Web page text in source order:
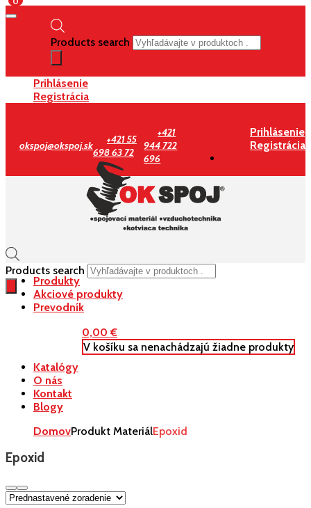
Products search
Prihlásenie
Registrácia
okspoj@okspoj.sk
+421 55
698 63 72
+421
944 722
696
Prihlásenie
Registrácia
Products search
0,00€
V košíku sa nenachádzajú žiadne produkty
Produkty
Akciové produkty
Prevodník
Katalógy
O nás
Kontakt
Blogy
DomovProdukt MateriálEpoxid
Epoxid